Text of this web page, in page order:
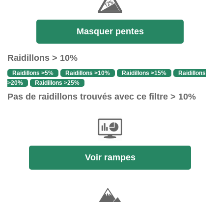
Masquer pentes
Raidillons > 10%
Raidillons >5% Raidillons >10% Raidillons >15%
Raidillons
>20%
Raidillons >25%
Pas de raidillons trouvés avec ce filtre > 10%
Voir rampes